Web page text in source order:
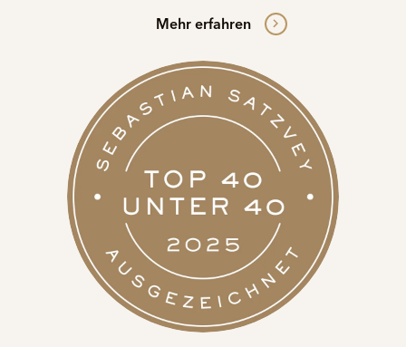
Mehr erfahren